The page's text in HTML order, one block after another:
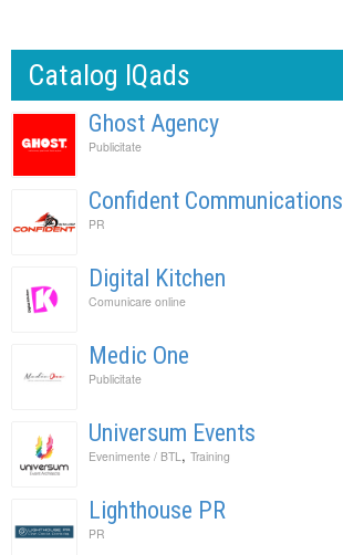
Catalog IQads
Ghost Agency
Publicitate
Confident Communications
PR
Digital Kitchen
Comunicare online
Medic One
Publicitate
Universum Events
Evenimente / BTL , Training
Lighthouse PR
PR